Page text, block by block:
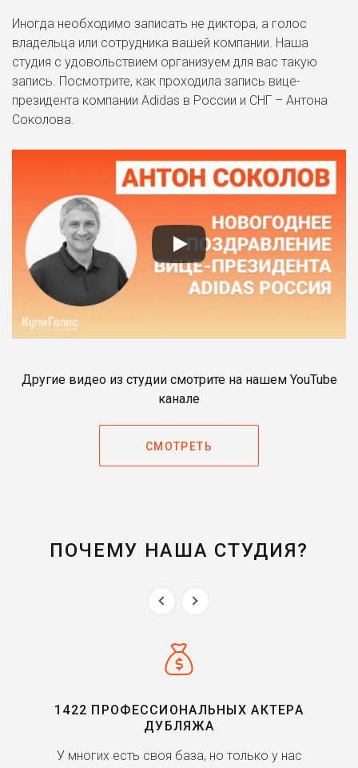
Иногда необходимо записать не диктора, а голос
владельца или сотрудника вашей компании. Наша
студия с удовольствием организуем для вас такую
запись. Посмотрите, как проходила запись вице-
президента компании Adidas в России и СНГ – Антона
Соколова.
Другие видео из студии смотрите на нашем YouTube
канале
СМОТРЕТЬ
ПОЧЕМУ НАША СТУДИЯ?
1422 ПРОФЕССИОНАЛЬНЫХ АКТЕРА
ДУБЛЯЖА
У многих есть своя база, но только у нас